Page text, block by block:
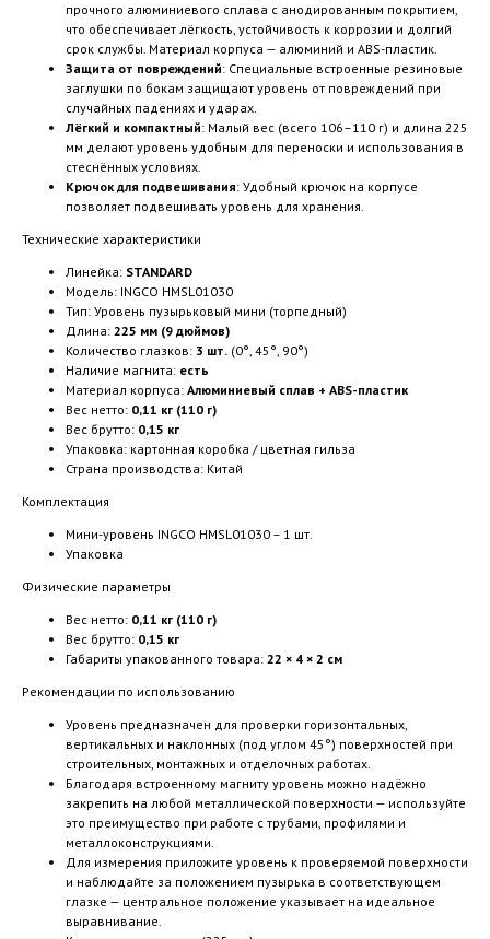
прочного алюминиевого сплава с анодированным покрытием,
что обеспечивает лёгкость, устойчивость к коррозии и долгий
срок службы. Материал корпуса — алюминий и ABS-пластик.
Защита от повреждений: Специальные встроенные резиновые
заглушки по бокам защищают уровень от повреждений при
случайных падениях и ударах.
Лёгкий и компактный: Малый вес (всего 106–110 г) и длина 225
мм делают уровень удобным для переноски и использования в
стеснённых условиях.
Крючок для подвешивания: Удобный крючок на корпусе
позволяет подвешивать уровень для хранения.
Технические характеристики
Линейка: STANDARD
Модель: INGCO HMSL01030
Тип: Уровень пузырьковый мини (торпедный)
Длина: 225 мм (9 дюймов)
Количество глазков: 3 шт. (0°, 45°, 90°)
Наличие магнита: есть
Материал корпуса: Алюминиевый сплав + ABS-пластик
Вес нетто: 0,11 кг (110 г)
Вес брутто: 0,15 кг
Упаковка: картонная коробка / цветная гильза
Страна производства: Китай
Комплектация
Мини-уровень INGCO HMSL01030 – 1 шт.
Упаковка
Физические параметры
Вес нетто: 0,11 кг (110 г)
Вес брутто: 0,15 кг
Габариты упакованного товара: 22 × 4 × 2 см
Рекомендации по использованию
Уровень предназначен для проверки горизонтальных,
вертикальных и наклонных (под углом 45°) поверхностей при
строительных, монтажных и отделочных работах.
Благодаря встроенному магниту уровень можно надёжно
закрепить на любой металлической поверхности — используйте
это преимущество при работе с трубами, профилями и
металлоконструкциями.
Для измерения приложите уровень к проверяемой поверхности
и наблюдайте за положением пузырька в соответствующем
глазке — центральное положение указывает на идеальное
выравнивание.